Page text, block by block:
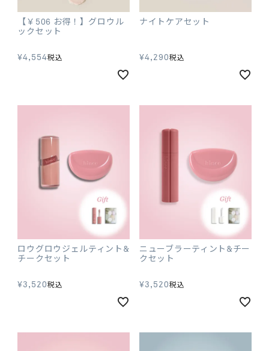
【￥506 お得！】グロウル
ックセット
¥4,554税込
ナイトケアセット
¥4,290税込
ロウグロウジェルティント&
チークセット
¥3,520税込
ニューブラーティント&チー
クセット
¥3,520税込